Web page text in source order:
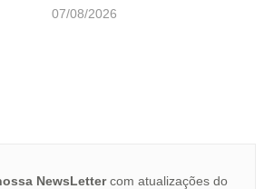
07/08/2026
NewsLettercom atualizações do